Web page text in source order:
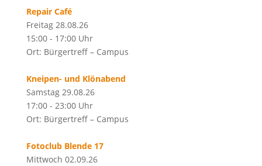
Repair Café
Freitag 28.08.26
15:00 - 17:00 Uhr
Ort: Bürgertreff – Campus
Kneipen- und Klönabend
Samstag 29.08.26
17:00 - 23:00 Uhr
Ort: Bürgertreff – Campus
Fotoclub Blende 17
Mittwoch 02.09.26